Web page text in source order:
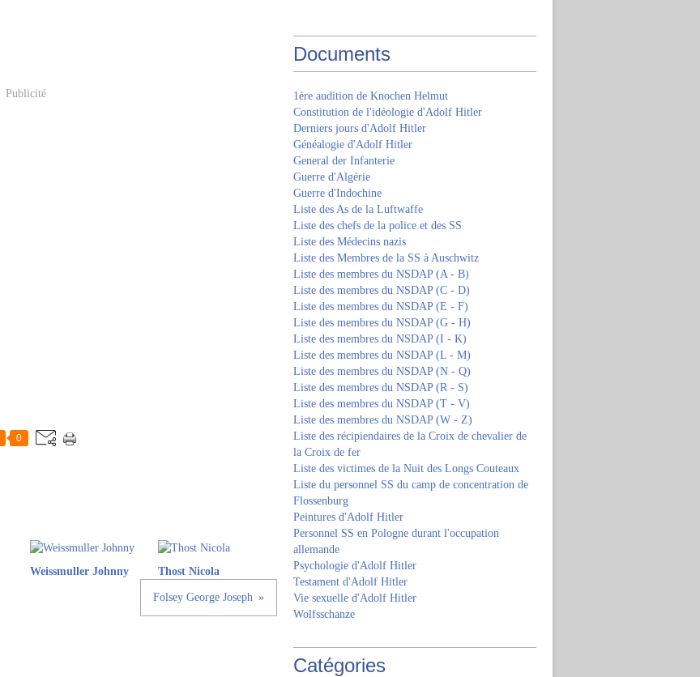
Publicité
0
Weissmuller Johnny Thost Nicola
Folsey George Joseph
Documents
1ère audition de Knochen Helmut
Constitution de l'idéologie d'Adolf Hitler
Derniers jours d'Adolf Hitler
Généalogie d'Adolf Hitler
General der Infanterie
Guerre d'Algérie
Guerre d'Indochine
Liste des As de la Luftwaffe
Liste des chefs de la police et des SS
Liste des Médecins nazis
Liste des Membres de la SS à Auschwitz
Liste des membres du NSDAP (A - B)
Liste des membres du NSDAP (C - D)
Liste des membres du NSDAP (E - F)
Liste des membres du NSDAP (G - H)
Liste des membres du NSDAP (I - K)
Liste des membres du NSDAP (L - M)
Liste des membres du NSDAP (N - Q)
Liste des membres du NSDAP (R - S)
Liste des membres du NSDAP (T - V)
Liste des membres du NSDAP (W - Z)
Liste des récipiendaires de la Croix de chevalier de
la Croix de fer
Liste des victimes de la Nuit des Longs Couteaux
Liste du personnel SS du camp de concentration de
Flossenburg
Peintures d'Adolf Hitler
Personnel SS en Pologne durant l'occupation
allemande
Psychologie d'Adolf Hitler
Testament d'Adolf Hitler
Vie sexuelle d'Adolf Hitler
Wolfsschanze
Catégories